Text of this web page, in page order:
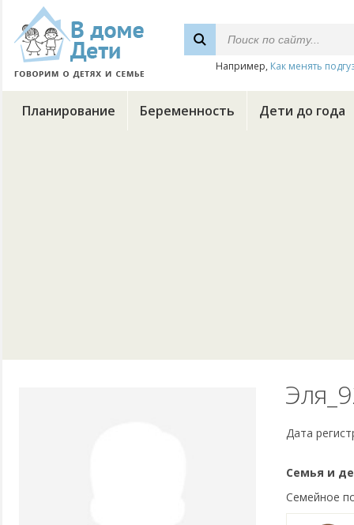
Например, Как менять
Планирование Беременность Дети до года
Дата
Семья и
Семейное